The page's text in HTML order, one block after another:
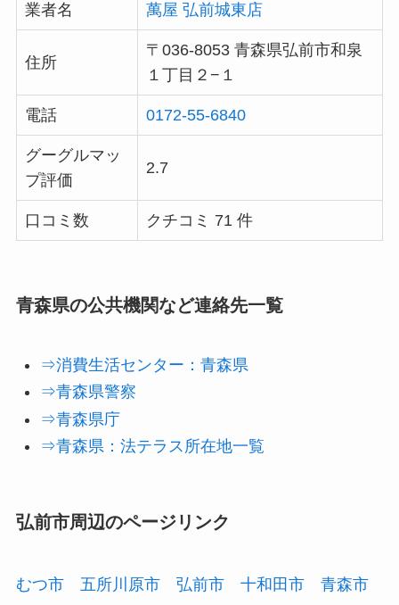
業者名 萬屋 弘前城東店
住所
〒036-8053 青森県弘前市和泉
１丁目２−１
電話 0172-55-6840
グーグルマッ
プ評価
2.7
口コミ数 クチコミ 71 件
青森県の公共機関など連絡先一覧
⇒消費生活センター：青森県
⇒青森県警察
⇒青森県庁
⇒青森県：法テラス所在地一覧
弘前市周辺のページリンク
むつ市 五所川原市 弘前市 十和田市 青森市